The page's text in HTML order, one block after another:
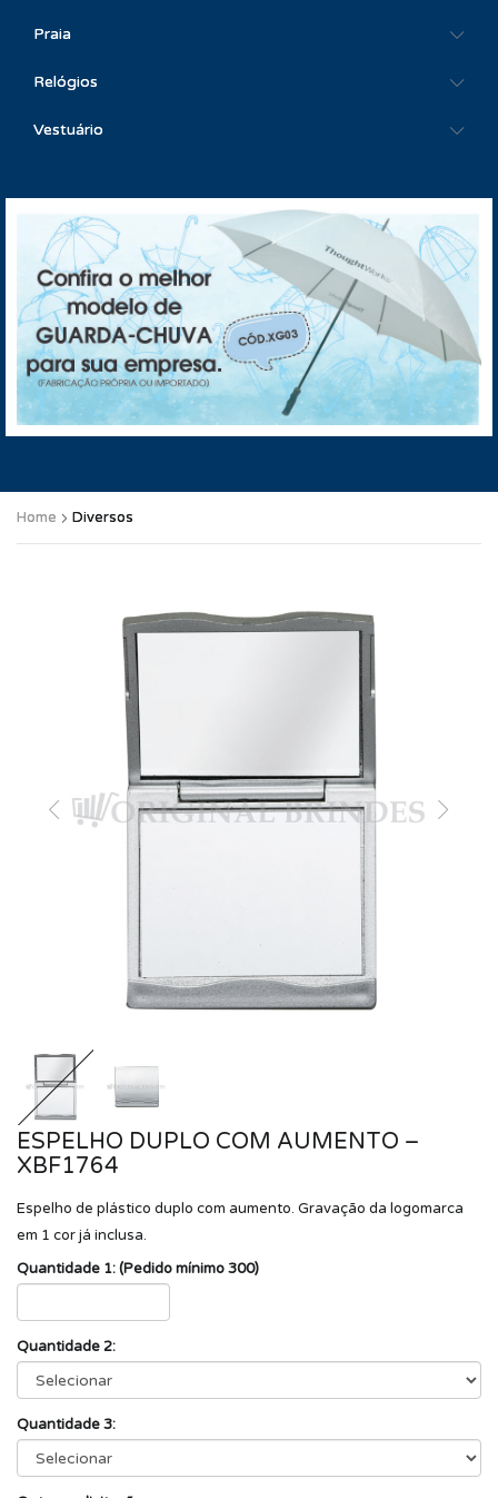
Praia
Relógios
Vestuário
Home Diversos
ESPELHO DUPLO COM AUMENTO –
XBF1764
Espelho de plástico duplo com aumento. Gravação da logomarca
em 1 cor já inclusa.
Quantidade 1: (Pedido mínimo 300)
Quantidade 2:
Quantidade 3: